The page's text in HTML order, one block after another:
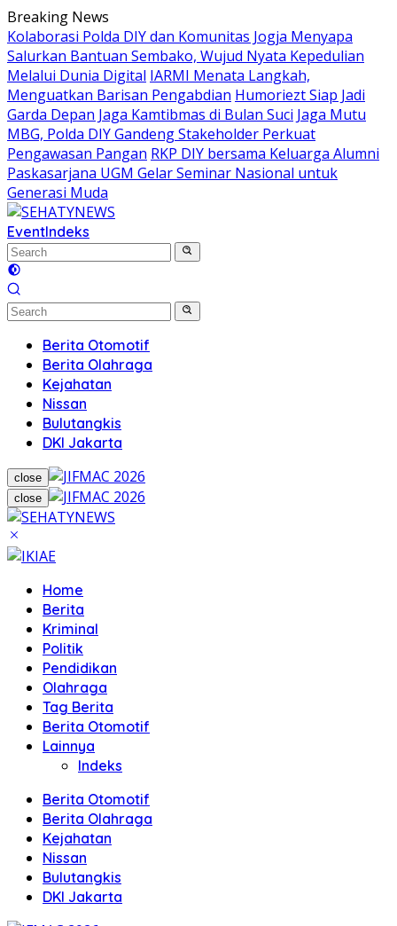
Skip
to
content
Breaking News
Kolaborasi Polda DIY dan Komunitas Jogja Menyapa
Salurkan Bantuan Sembako, Wujud Nyata Kepedulian
Melalui Dunia Digital IARMI Menata Langkah,
Menguatkan Barisan Pengabdian Humoriezt Siap Jadi
Garda Depan Jaga Kamtibmas di Bulan Suci Jaga Mutu
MBG, Polda DIY Gandeng Stakeholder Perkuat
Pengawasan Pangan RKP DIY bersama Keluarga Alumni
Paskasarjana UGM Gelar Seminar Nasional untuk
Generasi Muda
EventIndeks
Berita Otomotif
Berita Olahraga
Kejahatan
Nissan
Bulutangkis
DKI Jakarta
close
close
Home
Berita
Kriminal
Politik
Pendidikan
Olahraga
Tag Berita
Berita Otomotif
Lainnya
Indeks
Berita Otomotif
Berita Olahraga
Kejahatan
Nissan
Bulutangkis
DKI Jakarta